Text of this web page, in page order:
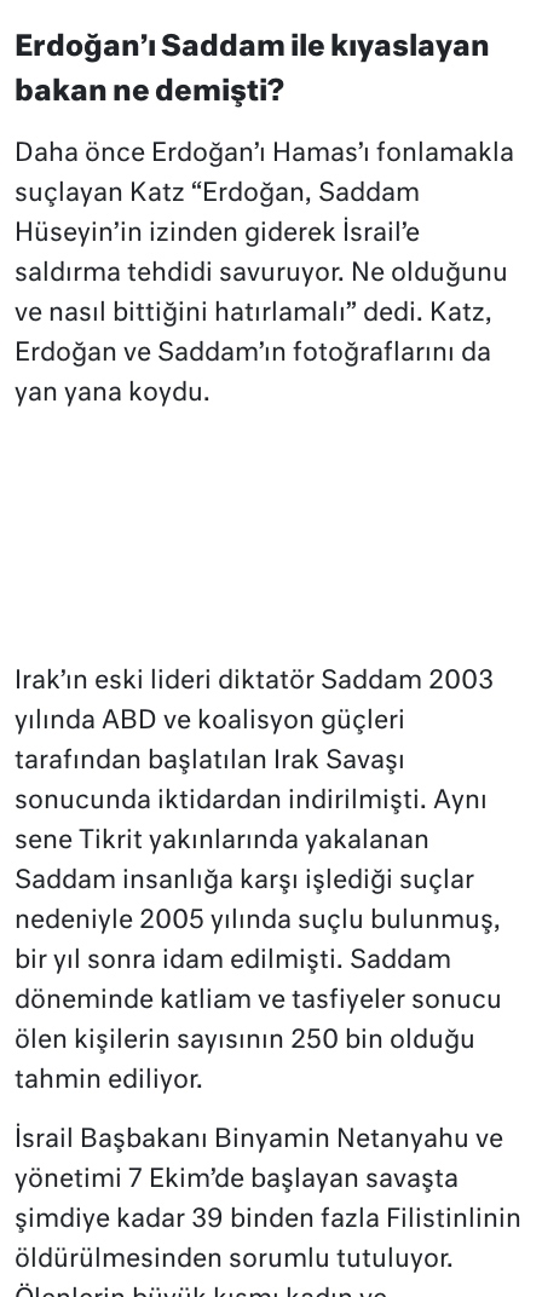
Erdoğan’ı Saddam ile kıyaslayan
bakan ne demişti?
Daha önce Erdoğan’ı Hamas’ı fonlamakla
suçlayan Katz “Erdoğan, Saddam
Hüseyin’in izinden giderek İsrail’e
saldırma tehdidi savuruyor. Ne olduğunu
ve nasıl bittiğini hatırlamalı” dedi. Katz,
Erdoğan ve Saddam’ın fotoğraflarını da
yan yana koydu.
Irak’ın eski lideri diktatör Saddam 2003
yılında ABD ve koalisyon güçleri
tarafından başlatılan Irak Savaşı
sonucunda iktidardan indirilmişti. Aynı
sene Tikrit yakınlarında yakalanan
Saddam insanlığa karşı işlediği suçlar
nedeniyle 2005 yılında suçlu bulunmuş,
bir yıl sonra idam edilmişti. Saddam
döneminde katliam ve tasfiyeler sonucu
ölen kişilerin sayısının 250 bin olduğu
tahmin ediliyor.
İsrail Başbakanı Binyamin Netanyahu ve
yönetimi 7 Ekim’de başlayan savaşta
şimdiye kadar 39 binden fazla Filistinlinin
öldürülmesinden sorumlu tutuluyor.